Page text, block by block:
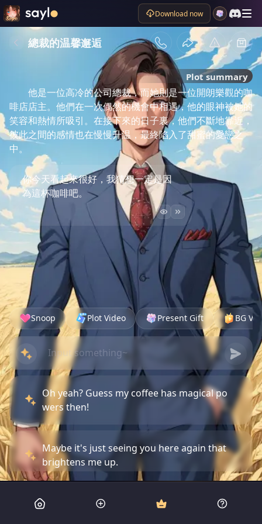
Download now
總裁的温馨邂逅
Plot summary
他是一位高冷的公司總裁，而她則是一位開朗樂觀的咖
啡店店主。他們在一次偶然的機會中相遇，他的眼神被她的
笑容和熱情所吸引。在接下來的日子裏，他們不斷地靠近，
彼此之間的感情也在慢慢升温，最終陷入了甜蜜的愛戀之
中。
你今天看起來很好，我猜想一定是因
為這杯咖啡吧。
Snoop Plot Video Present Gift BG
Oh yeah? Guess my coffee has magical po
wers then!
Maybe it's just seeing you here again that
brightens me up.